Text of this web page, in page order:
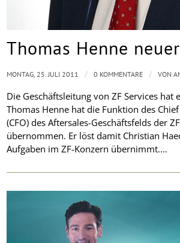
Thomas Henne
Die Geschäftsleitung von ZF Services hat
Thomas Henne hat die Funktion des
(CFO) des Aftersales-Geschäftsfelds der
übernommen. Er löst damit Christian
Aufgaben im ZF-Konzern übernimmt.…
MONTAG, 25. JULI 2011 / 0 KOMMENTARE / VON